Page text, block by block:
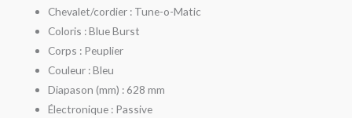
Chevalet/cordier : Tune-o-Matic
Coloris : Blue Burst
Corps : Peuplier
Couleur : Bleu
Diapason (mm) : 628 mm
Électronique : Passive